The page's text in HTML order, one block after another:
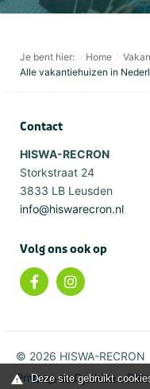
Deze site gebruikt
Je bent hier: Home
Alle vakantiehuizen in
Contact
HISWA-RECRON
Storkstraat 24
3833 LB Leusden
info@hiswarecron.nl
Volg ons ook op
© 2026 HISWA-RECRON
Privacy en Cookies